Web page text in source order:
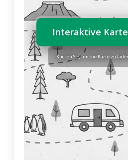
Interaktive
Klicken Sie, um die Karte zu